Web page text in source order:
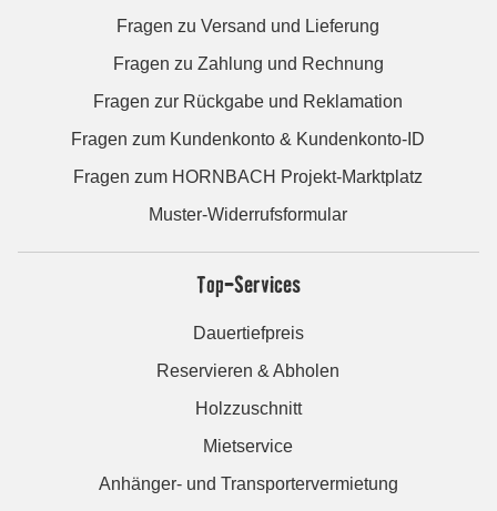
Fragen zu Versand und Lieferung
Fragen zu Zahlung und Rechnung
Fragen zur Rückgabe und Reklamation
Fragen zum Kundenkonto & Kundenkonto-ID
Fragen zum HORNBACH Projekt-Marktplatz
Muster-Widerrufsformular
Top-Services
Dauertiefpreis
Reservieren & Abholen
Holzzuschnitt
Mietservice
Anhänger- und Transportervermietung